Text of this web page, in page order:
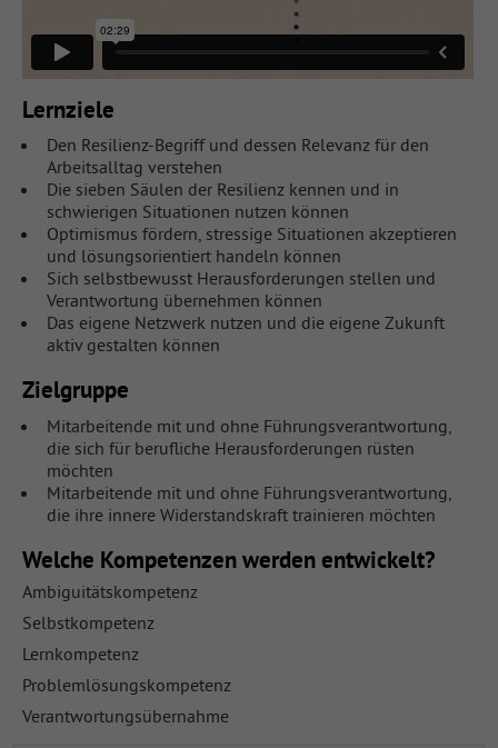
Lernziele
Den Resilienz-Begriff und dessen Relevanz für den
Arbeitsalltag verstehen
Die sieben Säulen der Resilienz kennen und in
schwierigen Situationen nutzen können
Optimismus fördern, stressige Situationen akzeptieren
und lösungsorientiert handeln können
Sich selbstbewusst Herausforderungen stellen und
Verantwortung übernehmen können
Das eigene Netzwerk nutzen und die eigene Zukunft
aktiv gestalten können
Zielgruppe
Mitarbeitende mit und ohne Führungsverantwortung,
die sich für berufliche Herausforderungen rüsten
möchten
Mitarbeitende mit und ohne Führungsverantwortung,
die ihre innere Widerstandskraft trainieren möchten
Welche Kompetenzen werden entwickelt?
Ambiguitätskompetenz
Selbstkompetenz
Lernkompetenz
Problemlösungskompetenz
Verantwortungsübernahme